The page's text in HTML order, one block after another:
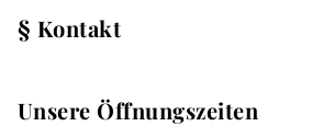
§ Kontakt
Unsere Öffnungszeiten